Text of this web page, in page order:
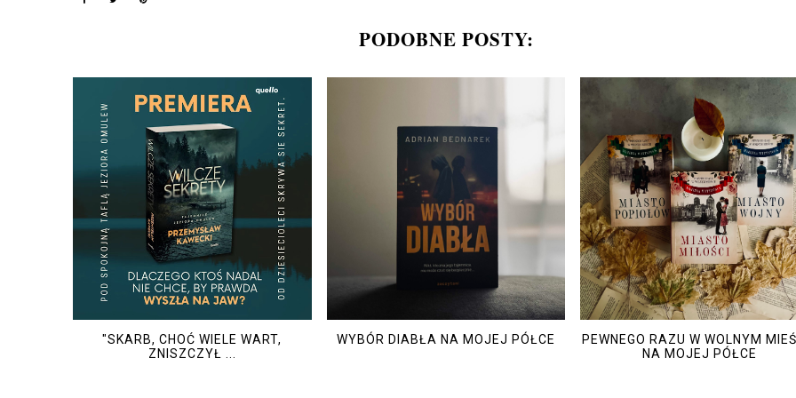
PODOBNE POSTY:
"SKARB, CHOĆ WIELE WART,
ZNISZCZYŁ ...
WYBÓR DIABŁA NA MOJEJ PÓŁCE
PEWNEGO RAZU W WOLNYM
NA MOJEJ PÓŁCE